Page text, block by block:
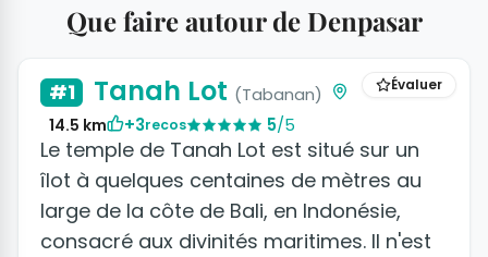
Que faire autour de Denpasar
Évaluer
#1 Tanah Lot (Tabanan)
14.5 km +3recos 5/5
Le temple de Tanah Lot est situé sur un
îlot à quelques centaines de mètres au
large de la côte de Bali, en Indonésie,
consacré aux divinités maritimes. Il n'est